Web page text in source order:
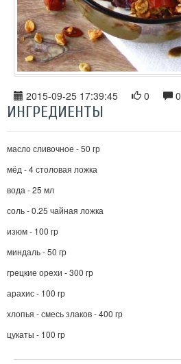
2015-09-25 17:39:45 0 0
ИНГРЕДИЕНТЫ
масло сливочное - 50 гр
мёд - 4 столовая ложка
вода - 25 мл
соль - 0.25 чайная ложка
изюм - 100 гр
миндаль - 50 гр
грецкие орехи - 300 гр
арахис - 100 гр
хлопья - смесь злаков - 400 гр
цукаты - 100 гр